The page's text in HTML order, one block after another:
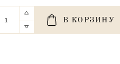
В КОРЗИНУ